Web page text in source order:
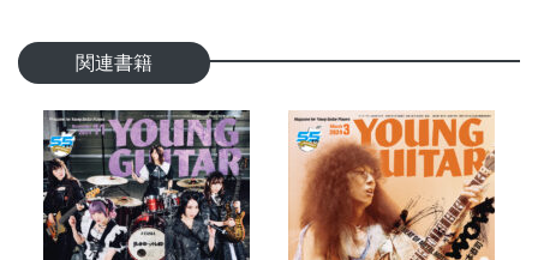
関連書籍